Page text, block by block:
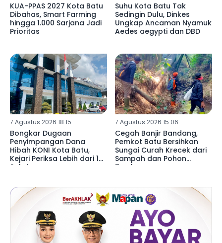
KUA-PPAS 2027 Kota Batu
Dibahas, Smart Farming
hingga 1.000 Sarjana Jadi
Prioritas
Suhu Kota Batu Tak
Sedingin Dulu, Dinkes
Ungkap Ancaman Nyamuk
Aedes aegypti dan DBD
7 Agustus 2026 18:15
Bongkar Dugaan
Penyimpangan Dana
Hibah KONI Kota Batu,
Kejari Periksa Lebih dari 15
Saksi
7 Agustus 2026 15:06
Cegah Banjir Bandang,
Pemkot Batu Bersihkan
Sungai Curah Krecek dari
Sampah dan Pohon
Tumbang